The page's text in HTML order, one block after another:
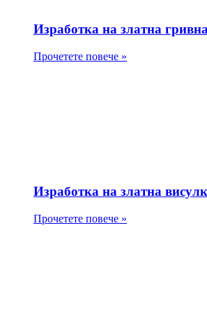
Изработка на златна
Прочетете повече »
Изработка на златна
Прочетете повече »